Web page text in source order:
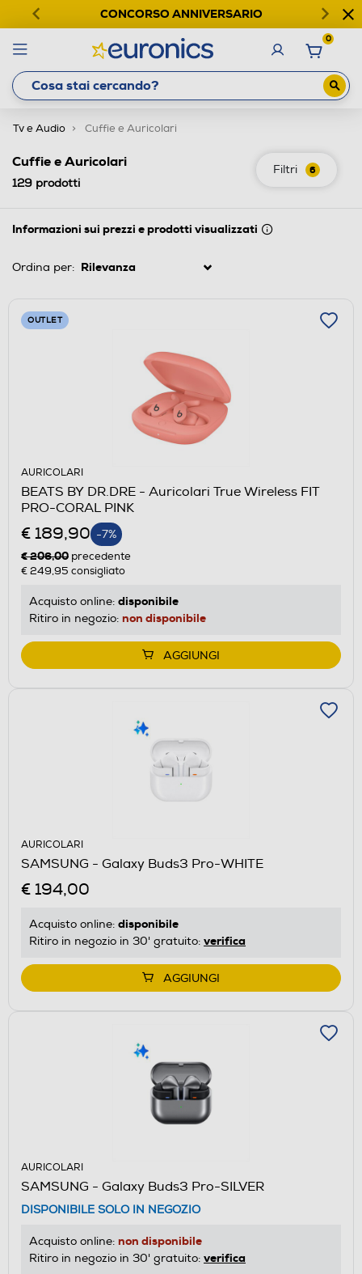
CONCORSO ANNIVERSARIO
0
Tv e Audio Cuffie e Auricolari
Filtri 6
Cuffie e Auricolari
129 prodotti
Informazioni sui prezzi e prodotti visualizzati
Ordina per:
OUTLET
AURICOLARI
BEATS BY DR.DRE - Auricolari True Wireless FIT
PRO-CORAL PINK
€ 189,90 -7%
€ 206,00 precedente
€ 249,95 consigliato
Acquisto online: disponibile
Ritiro in negozio: non disponibile
AGGIUNGI
AURICOLARI
SAMSUNG - Galaxy Buds3 Pro-WHITE
€ 194,00
Acquisto online: disponibile
Ritiro in negozio in 30' gratuito: verifica
AGGIUNGI
AURICOLARI
SAMSUNG - Galaxy Buds3 Pro-SILVER
DISPONIBILE SOLO IN NEGOZIO
Acquisto online: non disponibile
Ritiro in negozio in 30' gratuito: verifica